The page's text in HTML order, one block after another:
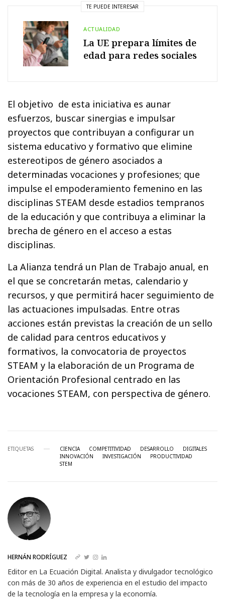
TE PUEDE INTERESAR
ACTUALIDAD
La UE prepara límites de
edad para redes sociales
El objetivo de esta iniciativa es aunar
esfuerzos, buscar sinergias e impulsar
proyectos que contribuyan a configurar un
sistema educativo y formativo que elimine
estereotipos de género asociados a
determinadas vocaciones y profesiones; que
impulse el empoderamiento femenino en las
disciplinas STEAM desde estadios tempranos
de la educación y que contribuya a eliminar la
brecha de género en el acceso a estas
disciplinas.
La Alianza tendrá un Plan de Trabajo anual, en
el que se concretarán metas, calendario y
recursos, y que permitirá hacer seguimiento de
las actuaciones impulsadas. Entre otras
acciones están previstas la creación de un sello
de calidad para centros educativos y
formativos, la convocatoria de proyectos
STEAM y la elaboración de un Programa de
Orientación Profesional centrado en las
vocaciones STEAM, con perspectiva de género.
ETIQUETAS CIENCIA COMPETITIVIDAD DESARROLLO
DIGITALES
INNOVACIÓN
INVESTIGACIÓN
PRODUCTIVIDAD
STEM
HERNÁN RODRÍGUEZ
Editor en La Ecuación Digital. Analista y divulgador tecnológico
con más de 30 años de experiencia en el estudio del impacto
de la tecnología en la empresa y la economía.